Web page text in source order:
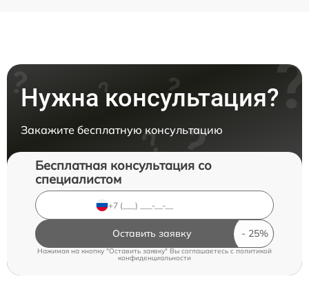
Нужна консультация?
Закажите бесплатную консультацию
Бесплатная консультация со
специалистом
Оставить заявку
Нажимая на кнопку "Оставить заявку" Вы соглашаетесь cполитикой
конфиденциальности